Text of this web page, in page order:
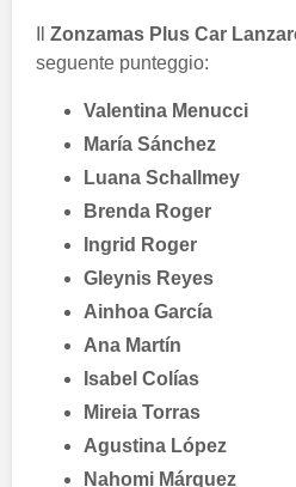
Zonzamas Plus Car
seguente punteggio:
Valentina Menucci
María Sánchez
Luana Schallmey
Brenda Roger
Ingrid Roger
Gleynis Reyes
Ainhoa García
Ana Martín
Isabel Colías
Mireia Torras
Agustina López
Nahomi Márquez